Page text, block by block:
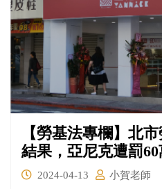
【勞基法專欄】北
結果，亞尼克遭罰
2024-04-13
小賀老師